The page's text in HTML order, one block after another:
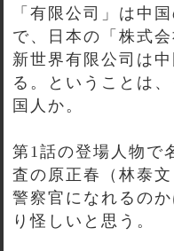
「有限公司」は中
で、日本の「株式
新世界有限公司は
る。ということは
国人か。
第1話の登場人物で
査の原正春（林泰
警察官になれるの
り怪しいと思う。